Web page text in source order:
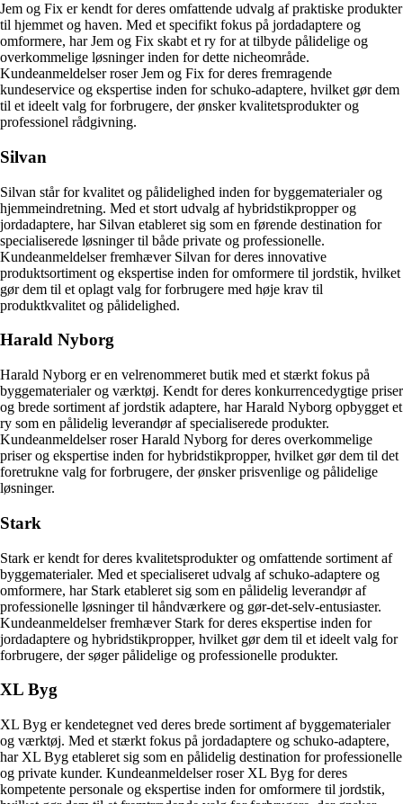
Jem og Fix er kendt for deres omfattende udvalg af praktiske produkter
til hjemmet og haven. Med et specifikt fokus på jordadaptere og
omformere, har Jem og Fix skabt et ry for at tilbyde pålidelige og
overkommelige løsninger inden for dette nicheområde.
Kundeanmeldelser roser Jem og Fix for deres fremragende
kundeservice og ekspertise inden for schuko-adaptere, hvilket gør dem
til et ideelt valg for forbrugere, der ønsker kvalitetsprodukter og
professionel rådgivning.
Silvan
Silvan står for kvalitet og pålidelighed inden for byggematerialer og
hjemmeindretning. Med et stort udvalg af hybridstikpropper og
jordadaptere, har Silvan etableret sig som en førende destination for
specialiserede løsninger til både private og professionelle.
Kundeanmeldelser fremhæver Silvan for deres innovative
produktsortiment og ekspertise inden for omformere til jordstik, hvilket
gør dem til et oplagt valg for forbrugere med høje krav til
produktkvalitet og pålidelighed.
Harald Nyborg
Harald Nyborg er en velrenommeret butik med et stærkt fokus på
byggematerialer og værktøj. Kendt for deres konkurrencedygtige priser
og brede sortiment af jordstik adaptere, har Harald Nyborg opbygget et
ry som en pålidelig leverandør af specialiserede produkter.
Kundeanmeldelser roser Harald Nyborg for deres overkommelige
priser og ekspertise inden for hybridstikpropper, hvilket gør dem til det
foretrukne valg for forbrugere, der ønsker prisvenlige og pålidelige
løsninger.
Stark
Stark er kendt for deres kvalitetsprodukter og omfattende sortiment af
byggematerialer. Med et specialiseret udvalg af schuko-adaptere og
omformere, har Stark etableret sig som en pålidelig leverandør af
professionelle løsninger til håndværkere og gør-det-selv-entusiaster.
Kundeanmeldelser fremhæver Stark for deres ekspertise inden for
jordadaptere og hybridstikpropper, hvilket gør dem til et ideelt valg for
forbrugere, der søger pålidelige og professionelle produkter.
XL Byg
XL Byg er kendetegnet ved deres brede sortiment af byggematerialer
og værktøj. Med et stærkt fokus på jordadaptere og schuko-adaptere,
har XL Byg etableret sig som en pålidelig destination for professionelle
og private kunder. Kundeanmeldelser roser XL Byg for deres
kompetente personale og ekspertise inden for omformere til jordstik,